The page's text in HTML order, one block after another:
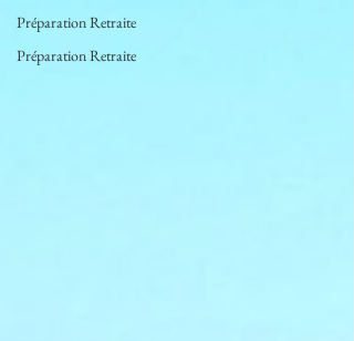
Préparation Retraite
Préparation Retraite